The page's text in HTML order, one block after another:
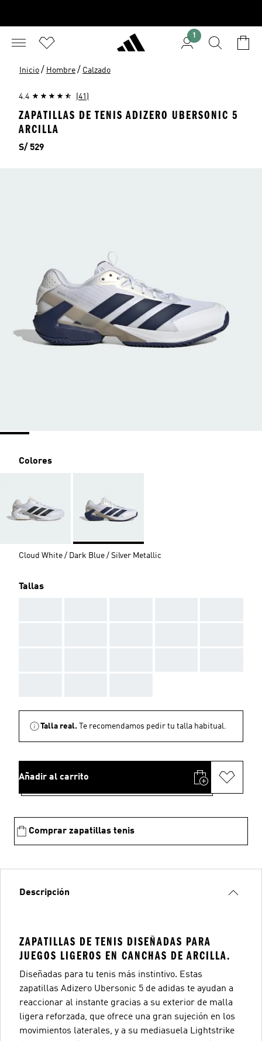
1
Inicio / Hombre / Calzado
4.4 (41)
ZAPATILLAS DE TENIS ADIZERO UBERSONIC 5
ARCILLA
Precio
S/ 529
Colores
Cloud White / Dark Blue / Silver Metallic
Tallas
Talla real. Te recomendamos pedir tu talla habitual.
Añadir al carrito
Comprar zapatillas tenis
Descripción
ZAPATILLAS DE TENIS DISEÑADAS PARA
JUEGOS LIGEROS EN CANCHAS DE ARCILLA.
Diseñadas para tu tenis más instintivo. Estas
zapatillas Adizero Ubersonic 5 de adidas te ayudan a
reaccionar al instante gracias a su exterior de malla
ligera reforzada, que ofrece una gran sujeción en los
movimientos laterales, y a su mediasuela Lightstrike